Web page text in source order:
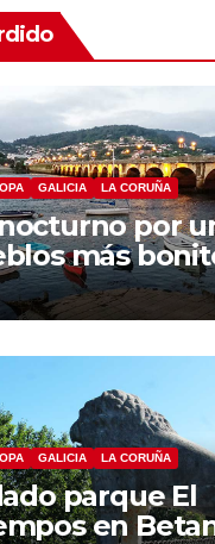
GALICIA LA CORUÑA
por
más
GALICIA LA CORUÑA
parque El
en